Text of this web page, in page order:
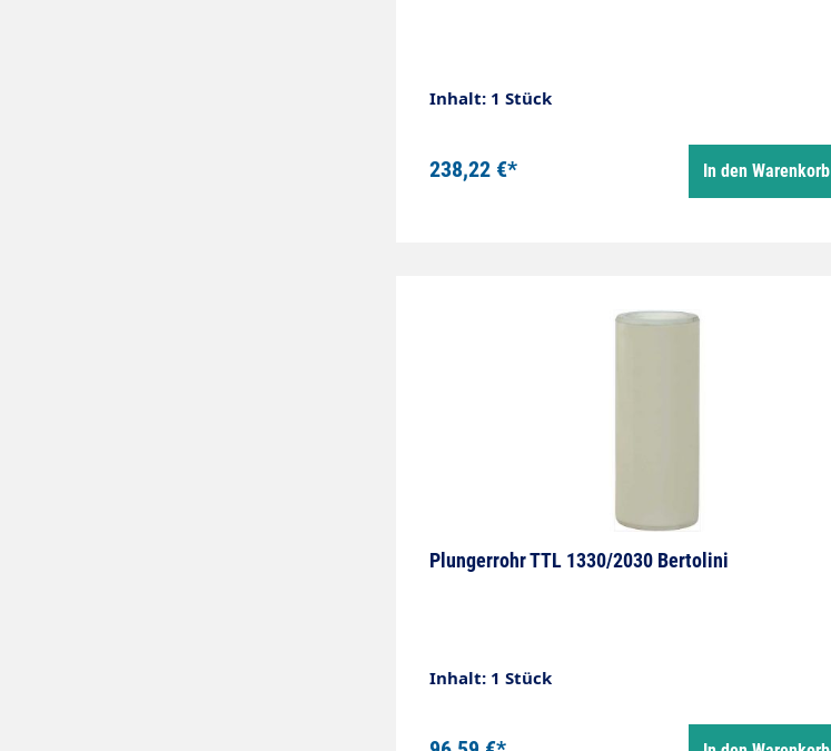
Inhalt: 1 Stück
238,22 €* In den Warenkorb
Plungerrohr TTL 1330/2030 Bertolini
Inhalt: 1 Stück